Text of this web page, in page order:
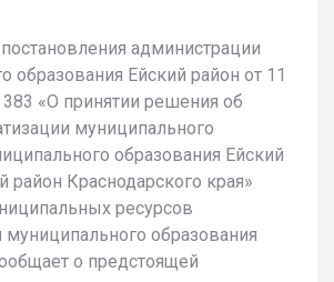
администрации
образования Ейский район от 11
«О принятии решения об
муниципального
образования Ейский
Краснодарского края»
ресурсов
образования
о предстоящей